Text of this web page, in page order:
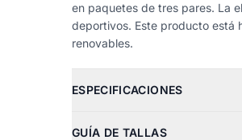
en paquetes de tres pares. La
deportivos. Este producto está
renovables.
ESPECIFICACIONES
GUÍA DE TALLAS